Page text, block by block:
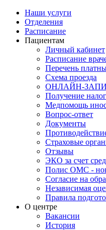
Наши услуги
Отделения
Расписание
Пациентам
Личный кабинет
Расписание
Перечень
Схема проезда
ОНЛАЙН-
Получение
Медпомощь
Вопрос-ответ
Документы
Страховые
Отзывы
ЭКО за счет
Полис ОМС -
Согласие на
Независимая
Правила
О центре
Вакансии
История